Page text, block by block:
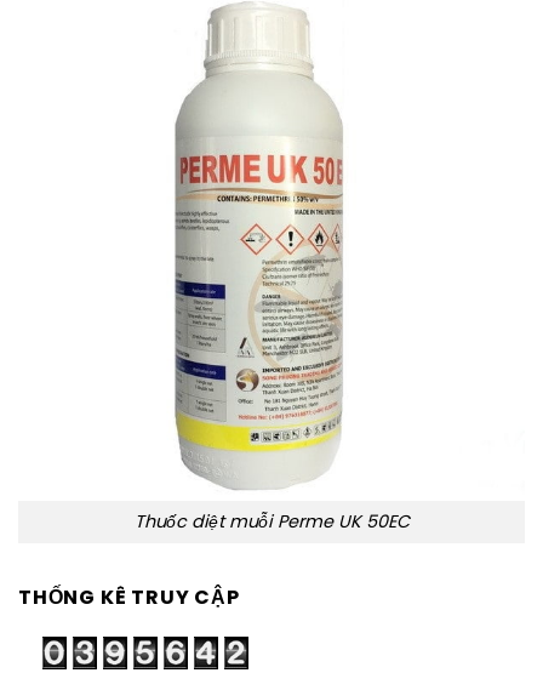
Thuốc diệt muỗi Perme UK 50EC
THỐNG KÊ TRUY CẬP